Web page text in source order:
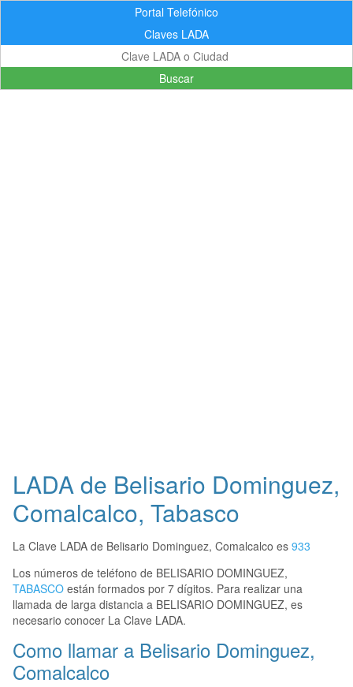
Portal Telefónico
Claves LADA
Buscar
LADA de Belisario Dominguez,
Comalcalco, Tabasco
La Clave LADA de Belisario Dominguez, Comalcalco es 933
Los números de teléfono de BELISARIO DOMINGUEZ,
TABASCO están formados por 7 dígitos. Para realizar una
llamada de larga distancia a BELISARIO DOMINGUEZ, es
necesario conocer La Clave LADA.
Como llamar a Belisario Dominguez,
Comalcalco